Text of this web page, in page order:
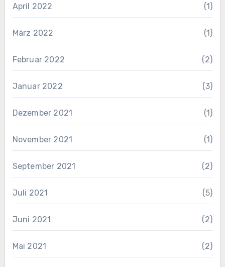
April 2022 (1)
März 2022 (1)
Februar 2022 (2)
Januar 2022 (3)
Dezember 2021 (1)
November 2021 (1)
September 2021 (2)
Juli 2021 (5)
Juni 2021 (2)
Mai 2021 (2)